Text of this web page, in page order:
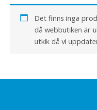
Det finns inga
då webbutiken är
utkik då vi